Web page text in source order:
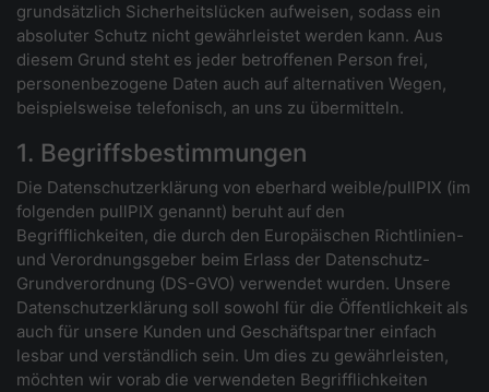
grundsätzlich Sicherheitslücken aufweisen, sodass ein
absoluter Schutz nicht gewährleistet werden kann. Aus
diesem Grund steht es jeder betroffenen Person frei,
personenbezogene Daten auch auf alternativen Wegen,
beispielsweise telefonisch, an uns zu übermitteln.
1. Begriffsbestimmungen
Die Datenschutzerklärung von eberhard weible/pullPIX (im
folgenden pullPIX genannt) beruht auf den
Begrifflichkeiten, die durch den Europäischen Richtlinien-
und Verordnungsgeber beim Erlass der Datenschutz-
Grundverordnung (DS-GVO) verwendet wurden. Unsere
Datenschutzerklärung soll sowohl für die Öffentlichkeit als
auch für unsere Kunden und Geschäftspartner einfach
lesbar und verständlich sein. Um dies zu gewährleisten,
möchten wir vorab die verwendeten Begrifflichkeiten